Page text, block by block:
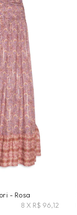
- Rosa
8 X R$ 96,12